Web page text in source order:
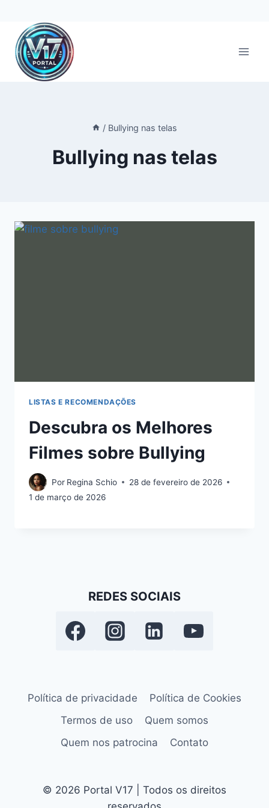
Pular
para
Conteúdo
/ Bullying nas telas
Bullying nas telas
LISTAS E RECOMENDAÇÕES
Descubra os Melhores
Filmes sobre Bullying
Por Regina Schio
28 de fevereiro de 2026
1 de março de 2026
REDES SOCIAIS
Política de privacidade
Política de Cookies
Termos de uso
Quem somos
Quem nos patrocina
Contato
© 2026 Portal V17 | Todos os direitos